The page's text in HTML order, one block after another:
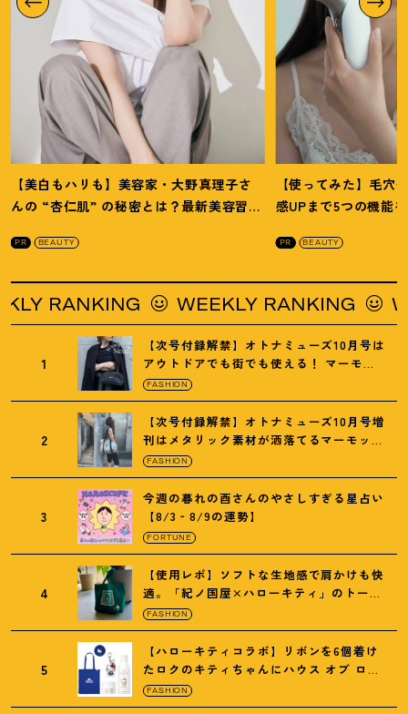
【美白もハリも】美容家・大野真理子さ
んの “杏仁肌” の秘密とは ？ 最新美容習慣
PR BEAUTY
【使ってみた】毛穴
感UPまで5つの機能
PR BEAUTY
RANKING WEEKLY RANKING
1
【次号付録解禁】オトナミューズ10月号は
アウトドアでも街でも使える ！ マーモッ
トの黒ショルダー
FASHION
2
【次号付録解禁】オトナミューズ10月号増
刊はメタリック素材が洒落てるマーモット
の保冷バッグ
FASHION
3
今週の暮れの酉さんのやさしすぎる星占い
【8/3‐8/9の運勢】
FORTUNE
4
【使用レポ】ソフトな生地感で肩かけも快
適。「紀ノ国屋×ハローキティ」のトート
がガシガシ使えて最高です
FASHION
5
【ハローキティコラボ】リボンを6個着け
たロクのキティちゃんにハウス オブ ロー
ゼの限定パケも
FASHION